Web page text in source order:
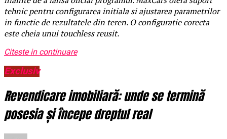
tehnic pentru configurarea initiala si ajustarea parametrilor
in functie de rezultatele din teren. O configuratie corecta
este cheia unui touchless reusit.
Citeste in continuare
Exclusiv
Revendicare imobiliară: unde se termină
posesia și începe dreptul real